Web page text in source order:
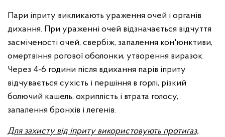
Пари іприту викликають ураження очей і органів
дихання. При ураженні очей відзначається відчуття
засміченості очей, свербіж, запалення кон'юнктиви,
омертвіння рогової оболонки, утворення виразок.
Через 4-6 години після вдихання парів іприту
відчувається сухість і першіння в горлі, різкий
болючий кашель, охриплість і втрата голосу,
запалення бронхів і легенів.
Для захисту від іприту використовують протигаз,